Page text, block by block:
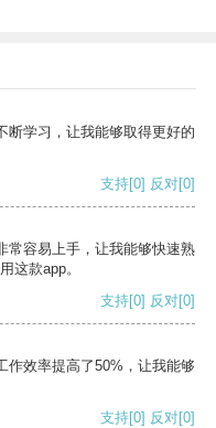
断学习，让我能够取得更好的
支持[0] 反对[0]
常容易上手，让我能够快速熟
这款app。
支持[0] 反对[0]
作效率提高了50%，让我能够
支持[0] 反对[0]